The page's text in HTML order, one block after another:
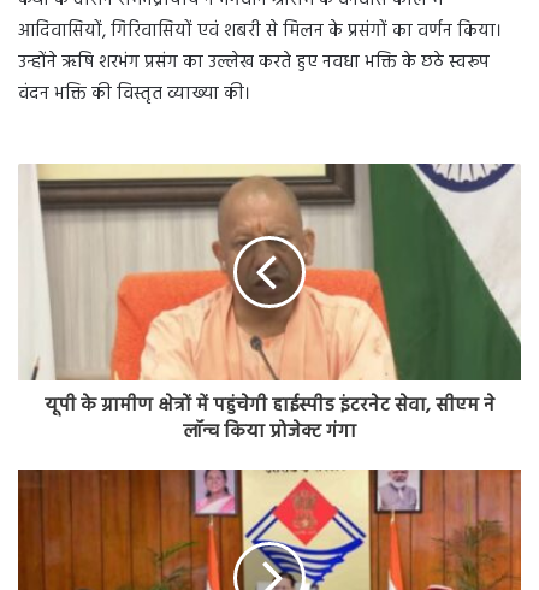
आदिवासियों, गिरिवासियों एवं शबरी से मिलन के प्रसंगों का वर्णन किया।
उन्होंने ऋषि शरभंग प्रसंग का उल्लेख करते हुए नवधा भक्ति के छठे स्वरूप
वंदन भक्ति की विस्तृत व्याख्या की।
यूपी के ग्रामीण क्षेत्रों में पहुंचेगी हाईस्पीड इंटरनेट सेवा, सीएम ने
लॉन्च किया प्रोजेक्ट गंगा